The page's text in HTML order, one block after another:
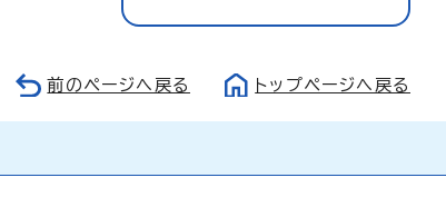
前のページへ戻る トップページへ戻る